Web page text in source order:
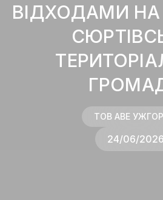
ВІДХОДАМИ НА
ТОВ AВЕ
24/06/2026